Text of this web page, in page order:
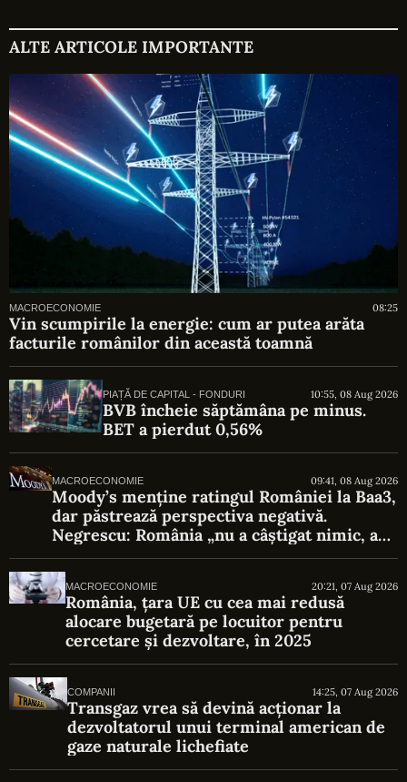
ALTE ARTICOLE IMPORTANTE
MACROECONOMIE 08:25
Vin scumpirile la energie: cum ar putea arăta
facturile românilor din această toamnă
PIAȚĂ DE CAPITAL - FONDURI 10:55, 08 Aug 2026
BVB încheie săptămâna pe minus.
BET a pierdut 0,56%
MACROECONOMIE 09:41, 08 Aug 2026
Moody’s menține ratingul României la Baa3,
dar păstrează perspectiva negativă.
Negrescu: România „nu a câștigat nimic, a
evitat o pierdere”
MACROECONOMIE 20:21, 07 Aug 2026
România, țara UE cu cea mai redusă
alocare bugetară pe locuitor pentru
cercetare și dezvoltare, în 2025
COMPANII 14:25, 07 Aug 2026
Transgaz vrea să devină acționar la
dezvoltatorul unui terminal american de
gaze naturale lichefiate